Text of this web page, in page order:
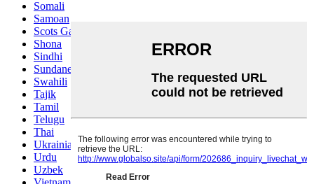
Somali
Samoan
Scots Gaelic
Shona
Sindhi
Sundanese
Swahili
Tajik
Tamil
Telugu
Thai
Ukrainian
Urdu
Uzbek